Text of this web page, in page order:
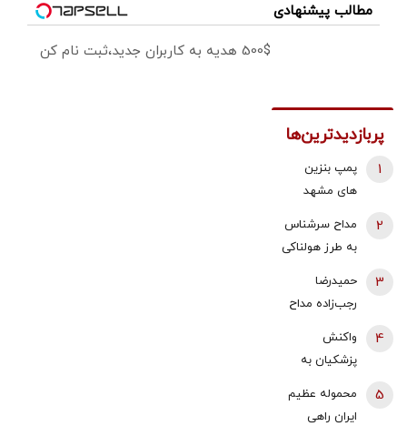
مطالب پیشنهادی
500$ هدیه به کاربران جدید،ثبت نام کن
پربازدیدترین‌ها
پمپ بنزین
های مشهد
1
مداح سرشناس
به طرز هولناکی
فیلم جنایت
برای خانواده
ارسال شد
2
حمیدرضا
رجب‌زاده مداح
کیست و
چگونه به قتل
رسید؟
3
واکنش
پزشکیان به
دبیری شعام/
4
محموله عظیم
ایران راهی
5